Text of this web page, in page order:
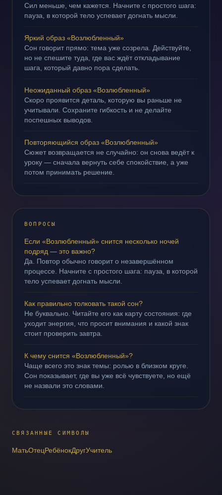
Сил меньше, чем кажется. Начните с простого шага:
пауза, в которой тело успевает догнать мысли.
Яркий образ «Возлюбленный»
Сон говорит прямо: тема уже созрела. Действуйте,
но не спешите туда, где вас ждёт откладывание
шага, который давно пора сделать.
Неожиданный образ «Возлюбленный»
Скоро проявится деталь, которую вы раньше не
учитывали. Сохраните гибкость и не делайте
поспешных выводов.
Повторяющийся образ «Возлюбленный»
Сюжет возвращается не случайно: он снова ведёт к
уроку — сначала вернуть себе спокойствие, а уже
потом принимать решение.
ВОПРОСЫ
Если «Возлюбленный» снится несколько ночей
подряд — это важно?
Да. Повтор обычно говорит о незавершённом
процессе. Начните с простого шага: пауза, в которой
тело успевает догнать мысли.
Как правильно толковать такой сон?
Не буквально. Читайте его как карту состояния: где
уходит энергия, что просит внимания и какой знак
стоит проверить завтра.
К чему снится «Возлюбленный»?
Чаще всего это знак темы: ролью в близком круге.
Сон показывает, где вы уже всё чувствуете, но ещё
не назвали это словами.
СВЯЗАННЫЕ СИМВОЛЫ
МатьОтецРебёнокДругУчитель